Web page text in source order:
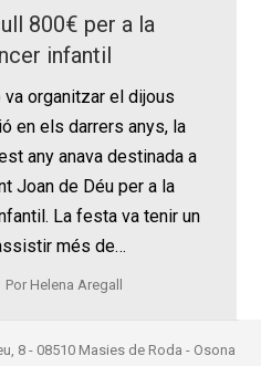
800€ per a la
infantil
va organitzar el dijous
en els darrers anys, la
any anava destinada a
Joan de Déu per a la
La festa va tenir un
més de…
Por Helena Aregall
8 - 08510 Masies de Roda - Osona